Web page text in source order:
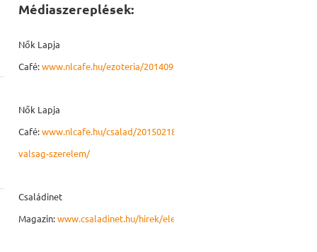
Médiaszereplések:
Nők Lapja
Café:www.nlcafe.hu/ezoteria/20140926/mmegbocsatas/
Nők Lapja
Café:www.nlcafe.hu/csalad/20150218/hazassag-
valsag-szerelem/
Családinet
Magazin:www.csaladinet.hu/hirek/eletmod/egeszseg/22158/